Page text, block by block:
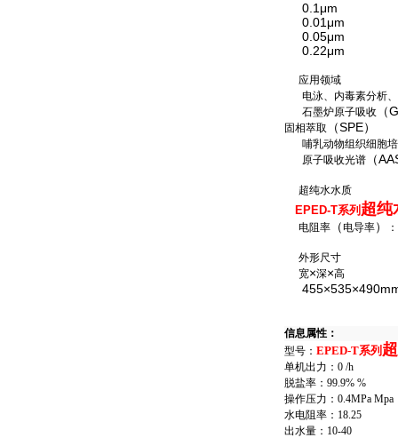
0.1μm
0.01μm
0.05μm
0.22μm
应用领域
电泳、内毒素分析
石墨炉原子吸收
（
固相萃取 （SPE）
哺乳动物组织细胞
原子吸收光谱 （
超纯水水质
EPED-T系列 超纯
电阻率 （电导率） ：
外形尺寸
宽×深×高
信息属性：
型号： EPED-T系列
单机出力： 0 /h
脱盐率： 99.9% %
操作压力： 0.4MPa Mpa
水电阻率： 18.25
出水量： 10-40